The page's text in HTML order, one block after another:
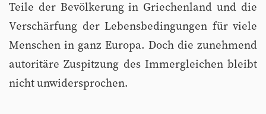
Teile der Bevölkerung in Griechenland und die
Verschärfung der Lebensbedingungen für viele
Menschen in ganz Europa. Doch die zunehmend
autoritäre Zuspitzung des Immergleichen bleibt
nicht unwidersprochen.